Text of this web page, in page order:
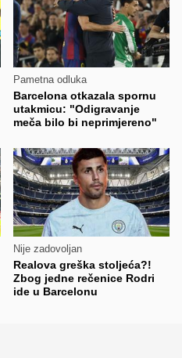
Pametna odluka
Barcelona otkazala spornu
utakmicu: "Odigravanje
meča bilo bi neprimjereno"
Nije zadovoljan
Realova greška stoljeća?!
Zbog jedne rečenice Rodri
ide u Barcelonu